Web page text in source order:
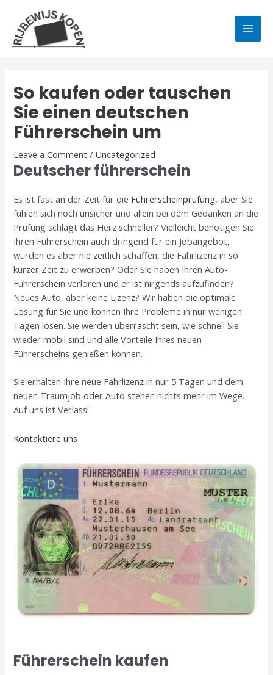
content
So kaufen oder tauschen
Sie einen deutschen
Führerschein um
Leave a Comment / Uncategorized
Deutscher führerschein
Es ist fast an der Zeit für die Führerscheinprüfung, aber Sie
fühlen sich noch unsicher und allein bei dem Gedanken an die
Prüfung schlägt das Herz schneller? Vielleicht benötigen Sie
Ihren Führerschein auch dringend für ein Jobangebot,
würden es aber nie zeitlich schaffen, die Fahrlizenz in so
kurzer Zeit zu erwerben? Oder Sie haben Ihren Auto-
Führerschein verloren und er ist nirgends aufzufinden?
Neues Auto, aber keine Lizenz? Wir haben die optimale
Lösung für Sie und können Ihre Probleme in nur wenigen
Tagen lösen. Sie werden überrascht sein, wie schnell Sie
wieder mobil sind und alle Vorteile Ihres neuen
Führerscheins genießen können.
Sie erhalten Ihre neue Fahrlizenz in nur 5 Tagen und dem
neuen Traumjob oder Auto stehen nichts mehr im Wege.
Auf uns ist Verlass!
Kontaktiere uns
Führerschein kaufen
navigation